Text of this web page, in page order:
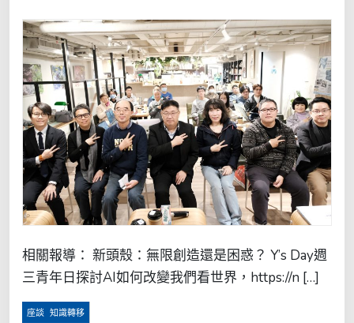
相關報導： 新頭殼：無限創造還是困惑？ Y’s Day週
三青年日探討AI如何改變我們看世界，https://n […]
座談 知識轉移